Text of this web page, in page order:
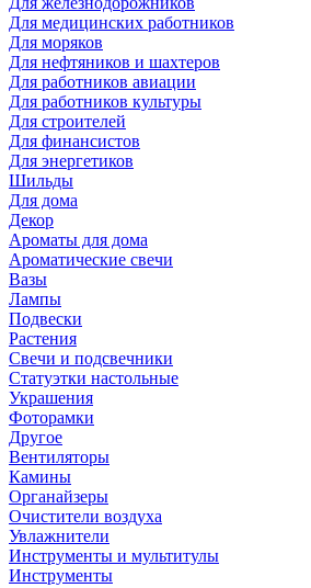
Для медицинских работников
Для моряков
Для нефтяников и шахтеров
Для работников авиации
Для работников культуры
Для строителей
Для финансистов
Для энергетиков
Шильды
Для дома
Декор
Ароматы для дома
Ароматические свечи
Вазы
Лампы
Подвески
Растения
Свечи и подсвечники
Статуэтки настольные
Украшения
Фоторамки
Другое
Вентиляторы
Камины
Органайзеры
Очистители воздуха
Увлажнители
Инструменты и мультитулы
Инструменты